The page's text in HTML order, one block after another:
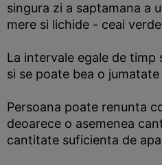
singura zi a saptamana a
mere si lichide - ceai
La intervale egale de timp
si se poate bea o
Persoana poate renunta
deoarece o asemenea
cantitate suficienta de